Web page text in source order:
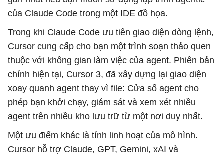
của Claude Code trong một IDE đồ họa.
Trong khi Claude Code ưu tiên giao diện dòng lệnh,
Cursor cung cấp cho bạn một trình soạn thảo quen
thuộc với không gian làm việc của agent. Phiên bản
chính hiện tại, Cursor 3, đã xây dựng lại giao diện
xoay quanh agent thay vì file: Cửa sổ agent cho
phép bạn khởi chạy, giám sát và xem xét nhiều
agent trên nhiều kho lưu trữ từ một nơi duy nhất.
Một ưu điểm khác là tính linh hoạt của mô hình.
Cursor hỗ trợ Claude, GPT, Gemini, xAI và